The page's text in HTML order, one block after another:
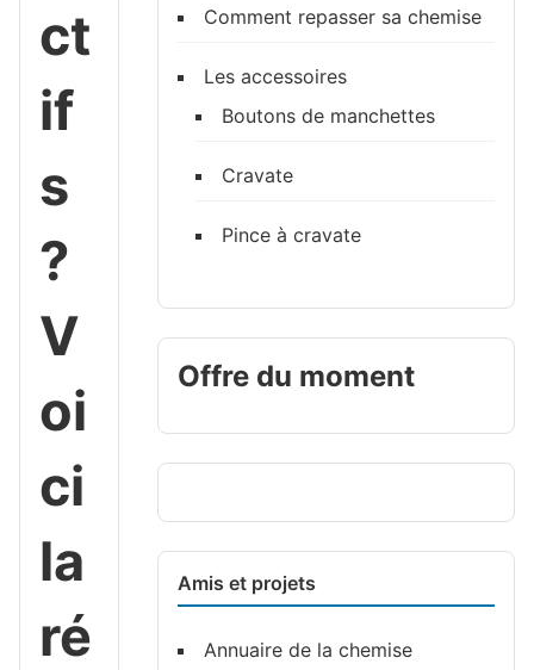
ct
if
s
?
V
oi
ci
la
ré
Comment repasser sa chemise
Les accessoires
Boutons de manchettes
Cravate
Pince à cravate
Offre du moment
Amis et projets
Annuaire de la chemise